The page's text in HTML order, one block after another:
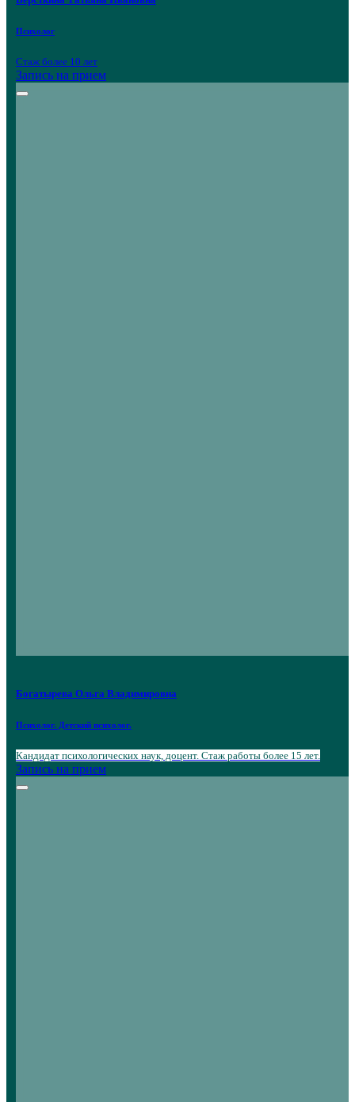
Психолог
Стаж более 10 лет
Запись на прием
Богатырева Ольга Владимировна
Психолог. Детский психолог.
Кандидат психологических наук, доцент. Стаж работы более 15 лет.
Запись на прием